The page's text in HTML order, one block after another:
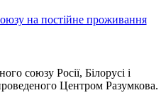
на постійне проживання
союзу Росії, Білорусі і
Центром Разумкова.